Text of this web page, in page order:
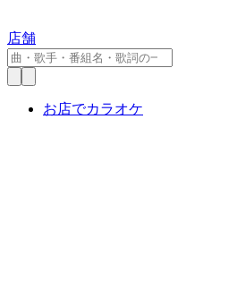
店舗
お店でカラオケ